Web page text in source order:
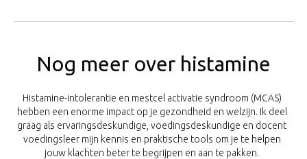
Nog meer over histamine
Histamine-intolerantie en mestcel activatie syndroom (MCAS)
hebben een enorme impact op je gezondheid en welzijn. Ik deel
graag als ervaringsdeskundige, voedingsdeskundige en docent
voedingsleer mijn kennis en praktische tools om je te helpen
jouw klachten beter te begrijpen en aan te pakken.